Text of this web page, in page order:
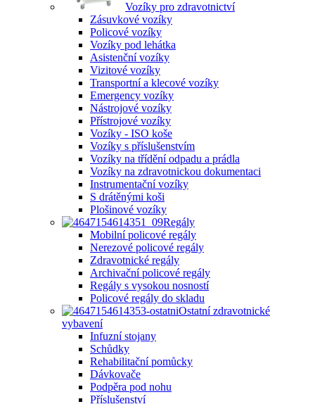
Vozíky pro zdravotnictví
Zásuvkové vozíky
Policové vozíky
Vozíky pod lehátka
Asistenční vozíky
Vizitové vozíky
Transportní a klecové vozíky
Emergency vozíky
Nástrojové vozíky
Přístrojové vozíky
Vozíky - ISO koše
Vozíky s příslušenstvím
Vozíky na třídění odpadu a prádla
Vozíky na zdravotnickou dokumentaci
Instrumentační vozíky
S drátěnými koši
Plošinové vozíky
Regály
Mobilní policové regály
Nerezové policové regály
Zdravotnické regály
Archivační policové regály
Regály s vysokou nosností
Policové regály do skladu
Ostatní zdravotnické
vybavení
Infuzní stojany
Schůdky
Rehabilitační pomůcky
Dávkovače
Podpěra pod nohu
Příslušenství